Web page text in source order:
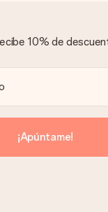
en contacto con
teléfono, correo
adecuada para ti.
con el pedido?
información
correo electrónico.
adicional Así,
la vea. ¡No le
¿Quieres que
10% de
¡Apúntame!